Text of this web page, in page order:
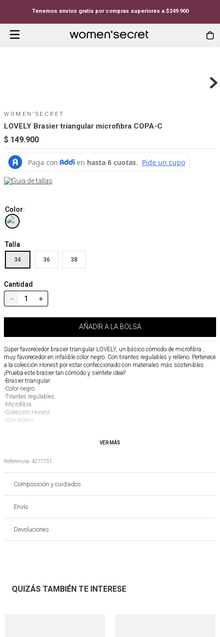
Tenemos envíos gratis por compras superiores a $249.900
WOMEN'SECRET
LOVELY Brasier triangular microfibra COPA-C
$ 149.900
Guia de tallas
Color:
Talla
34 36 38
Cantidad
＋
－
AÑADIR A LA BOLSA
Súper favorecedor brasier triangular LOVELY, un básico cómodo de microfibra ,
muy favorecedor en infalible color negro. Con tirantes regulables y relleno. Pertenece
a la colección Honest por estar confeccionado con materiales más sostenibles.
¡Prueba este brasier tan cómodo y siéntete ideal!
-Brasier triangular.
-Color negro.
-Tirantes regulables.
-Microfibra.
-Colección Honest.
-Con relleno.
respecto a las imágenes o fotografías publicadas
Referencia: 4277751
Composición y cuidados
Envío
Devoluciones
QUIZÁS TAMBIÉN TE INTERESE